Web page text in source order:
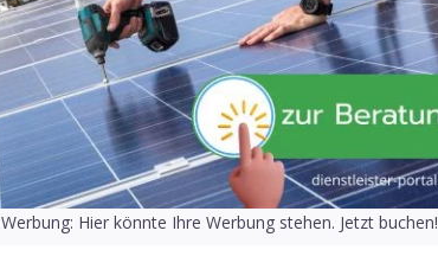
Werbung: Hier könnte Ihre Werbung stehen. Jetzt buchen!